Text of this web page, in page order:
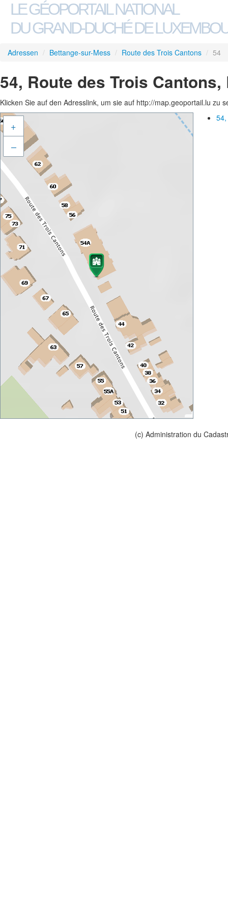
LE GÉOPORTAIL NATIONAL
DU GRAND-DUCHÉ DE
Adressen / Bettange-sur-Mess / Route des Trois Cantons / 54
54, Route des Trois
Klicken Sie auf den Adresslink, um sie auf http://map.geoportail.lu zu
+
–
(c) Administration du